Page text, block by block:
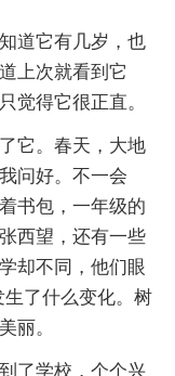
道它有几岁，也
上次就看到它
觉得它很正直。
它。春天，大地
问好。不一会
书包，一年级的
西望，还有一些
却不同，他们眼
了什么变化。树
丽。
了学校，个个兴